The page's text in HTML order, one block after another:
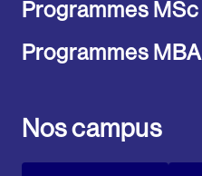
Programmes MSc
Programmes MBA
Nos campus